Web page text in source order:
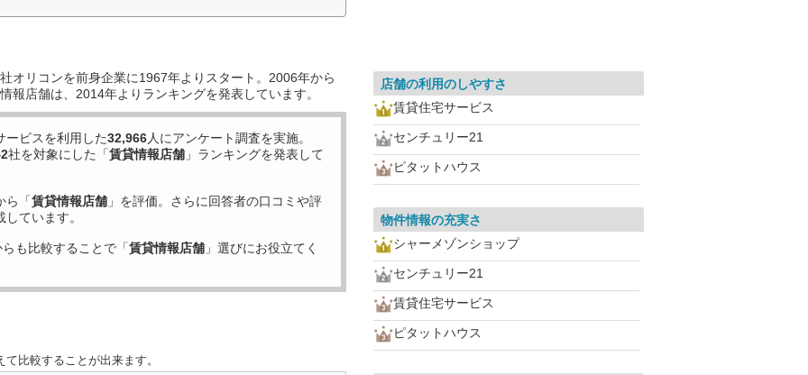
オリコンを前身企業に1967年よりスタート。2006年から
報店舗は、2014年よりランキングを発表しています。
ービスを利用した32,966人にアンケート調査を実施。
社を対象にした「賃貸情報店舗 」ランキングを発表して
ら「賃貸情報店舗 」を評価。さらに回答者の口コミや評
ています。
も比較することで「賃貸情報店舗 」選びにお役立てく
比較することが出来ます。
店舗の利用のしやすさ
賃貸住宅サービス
センチュリー21
ピタットハウス
物件情報の充実さ
シャーメゾンショップ
センチュリー21
賃貸住宅サービス
ピタットハウス